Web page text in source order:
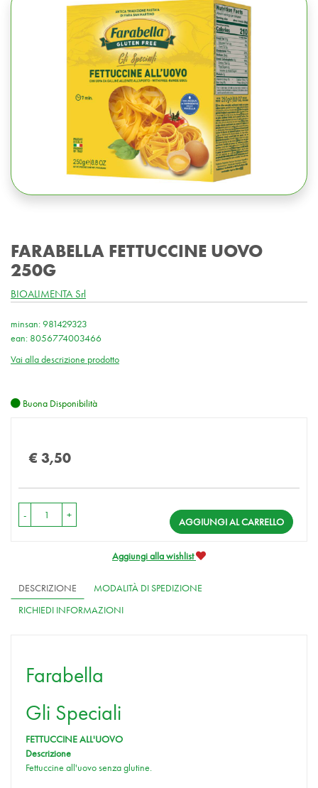
FARABELLA FETTUCCINE UOVO
250G
BIOALIMENTA Srl
minsan: 981429323
ean: 8056774003466
Vai alla descrizione prodotto
Buona Disponibilità
€ 3,50
- +
AGGIUNGI AL CARRELLO
Aggiungi alla wishlist
DESCRIZIONE
MODALITÀ DI SPEDIZIONE
RICHIEDI INFORMAZIONI
Farabella
Gli Speciali
FETTUCCINE ALL'UOVO
Descrizione
Fettuccine all'uovo senza glutine.